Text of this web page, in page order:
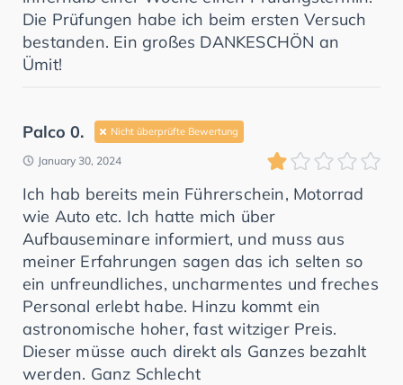
Die Prüfungen habe ich beim ersten Versuch
bestanden. Ein großes DANKESCHÖN an
Ümit!
Palco 0. Nicht überprüfte Bewertung
January 30, 2024
Ich hab bereits mein Führerschein, Motorrad
wie Auto etc. Ich hatte mich über
Aufbauseminare informiert, und muss aus
meiner Erfahrungen sagen das ich selten so
ein unfreundliches, uncharmentes und freches
Personal erlebt habe. Hinzu kommt ein
astronomische hoher, fast witziger Preis.
Dieser müsse auch direkt als Ganzes bezahlt
werden. Ganz Schlecht